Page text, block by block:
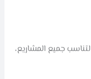
جميع المشاريع،